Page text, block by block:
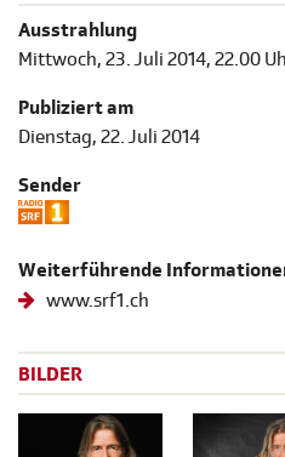
Ausstrahlung
Mittwoch, 23. Juli 2014, 22.00
Publiziert am
Dienstag, 22. Juli 2014
Sender
Weiterführende
www.srf1.ch
BILDER